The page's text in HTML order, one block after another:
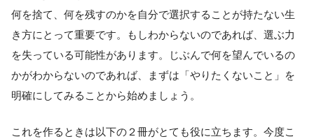
何を捨て、何を残すのかを自分で選択することが持たない生
き方にとって重要です。もしわからないのであれば、選ぶ力
を失っている可能性があります。じぶんで何を望んでいるの
かがわからないのであれば、まずは「やりたくないこと」を
明確にしてみることから始めましょう。
これを作るときは以下の２冊がとても役に立ちます。今度こ